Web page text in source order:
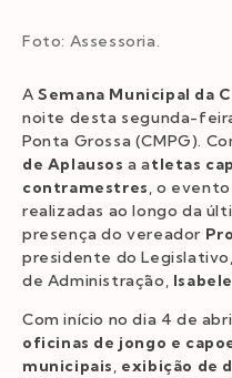
Foto: Assessoria.
ASemana Municipal da
noite desta segunda-feira
Ponta Grossa (CMPG).
de Aplausosa atletas
contramestres, o
realizadas ao longo da
presença do vereador
presidente do
de Administração,
Com início no dia 4 de
oficinas de jongo e
municipais, exibição de